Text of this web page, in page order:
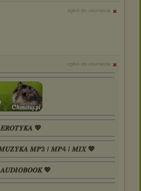
zgłoś do usunięcia
zgłoś do usunięcia
💖
𝑴𝑷3 / 𝑴𝑷4 / 𝑴𝑰𝑿 💖
💖